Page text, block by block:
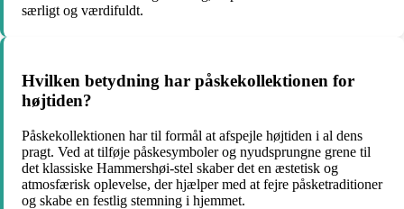
særligt og værdifuldt.
Hvilken betydning har påskekollektionen for
højtiden?
Påskekollektionen har til formål at afspejle højtiden i al dens
pragt. Ved at tilføje påskesymboler og nyudsprungne grene til
det klassiske Hammershøi-stel skaber det en æstetisk og
atmosfærisk oplevelse, der hjælper med at fejre påsketraditioner
og skabe en festlig stemning i hjemmet.